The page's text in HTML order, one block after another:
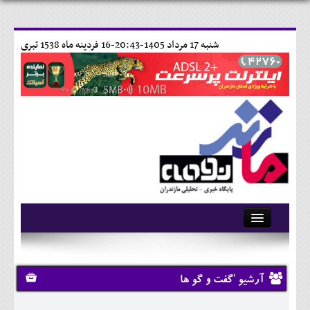
16 فردينه ماه 1538 تبری شنبه 17 مرداد 1405-20:43-
آرشیو
تماس با ما
وبلاگ
آرشیو 'گفت و گو ها